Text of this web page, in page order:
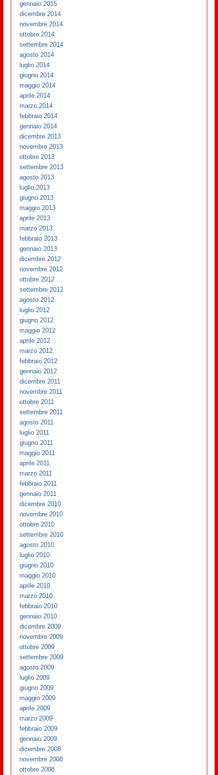
gennaio 2015
dicembre 2014
novembre 2014
ottobre 2014
settembre 2014
agosto 2014
luglio 2014
giugno 2014
maggio 2014
aprile 2014
marzo 2014
febbraio 2014
gennaio 2014
dicembre 2013
novembre 2013
ottobre 2013
settembre 2013
agosto 2013
luglio 2013
giugno 2013
maggio 2013
aprile 2013
marzo 2013
febbraio 2013
gennaio 2013
dicembre 2012
novembre 2012
ottobre 2012
settembre 2012
agosto 2012
luglio 2012
giugno 2012
maggio 2012
aprile 2012
marzo 2012
febbraio 2012
gennaio 2012
dicembre 2011
novembre 2011
ottobre 2011
settembre 2011
agosto 2011
luglio 2011
giugno 2011
maggio 2011
aprile 2011
marzo 2011
febbraio 2011
gennaio 2011
dicembre 2010
novembre 2010
ottobre 2010
settembre 2010
agosto 2010
luglio 2010
giugno 2010
maggio 2010
aprile 2010
marzo 2010
febbraio 2010
gennaio 2010
dicembre 2009
novembre 2009
ottobre 2009
settembre 2009
agosto 2009
luglio 2009
giugno 2009
maggio 2009
aprile 2009
marzo 2009
febbraio 2009
gennaio 2009
dicembre 2008
novembre 2008
ottobre 2008